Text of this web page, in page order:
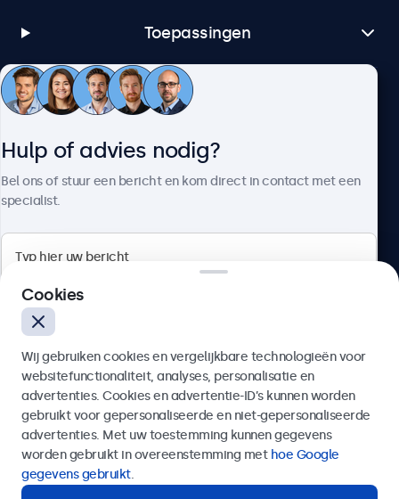
Toepassingen
Klantenservice
4.8/5 door 5000+ bedrijven
Nederlands
Hulp of advies nodig?
Bel ons of stuur een bericht en kom direct in contact met een
specialist.
Verzenden
Of bel ons op
Cookies
Wij gebruiken cookies en vergelijkbare technologieën voor
websitefunctionaliteit, analyses, personalisatie en
advertenties. Cookies en advertentie-ID’s kunnen worden
gebruikt voor gepersonaliseerde en niet-gepersonaliseerde
advertenties. Met uw toestemming kunnen gegevens
worden gebruikt in overeenstemming met hoe Google
gegevens gebruikt.